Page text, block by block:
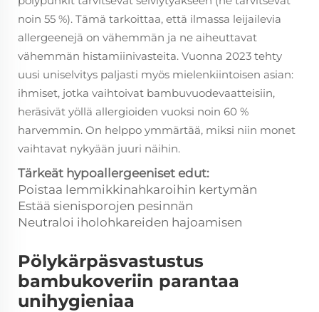
noin 55 %). Tämä tarkoittaa, että ilmassa leijailevia
allergeenejä on vähemmän ja ne aiheuttavat
vähemmän histamiinivasteita. Vuonna 2023 tehty
uusi uniselvitys paljasti myös mielenkiintoisen asian:
ihmiset, jotka vaihtoivat bambuvuodevaatteisiin,
heräsivät yöllä allergioiden vuoksi noin 60 %
harvemmin. On helppo ymmärtää, miksi niin monet
vaihtavat nykyään juuri näihin.
Tärkeät hypoallergeeniset edut:
Poistaa lemmikkinahkaroihin kertymän
Estää sienisporojen pesinnän
Neutraloi iholohkareiden hajoamisen
Pölykärpäsvastustus
bambukoveriin parantaa
unihygieniaa